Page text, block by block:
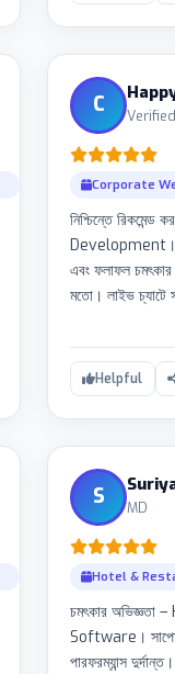
C
Corporate
নিশ্চিন্তে
Development।
এবং ফলাফল
মতো। লাইভ চ্যাটে
Helpful
S MD
Hotel &
চমৎকার
Software।
পারফরম্যান্স